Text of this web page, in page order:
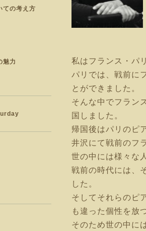
私はフランス・パ
パリでは、戦前に
とができました。
そんな中でフラン
国しました。
帰国後はパリのピ
井沢にて戦前のフ
世の中には様々な
戦前の時代には、
した。
そしてそれらのピ
も違った個性を放
そのため世の中に
ての考え方
魅力